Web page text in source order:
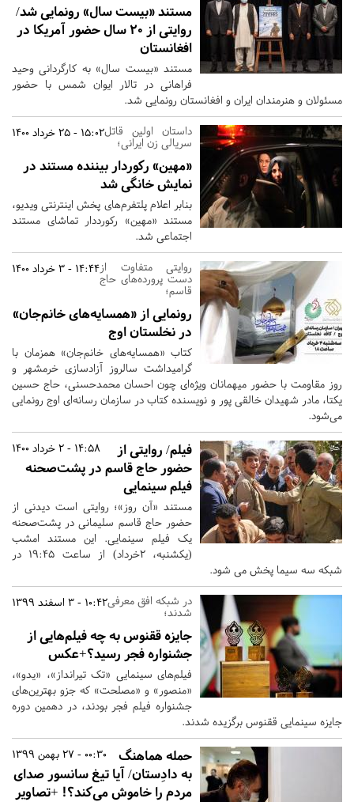
مستند «بیست سال» رونمایی شد/
روایتی از ۲۰ سال حضور آمریکا در
افغانستان
مستند «بیست سال» به کارگردانی وحید
فراهانی در تالار ایوان شمس با حضور
مسئولان و هنرمندان ایران و افغانستان رونمایی شد.
15:02 - 25 خرداد 1400داستان اولین قاتل
سریالی زن ایرانی؛
«مهین» رکوردار بیننده مستند در
نمایش خانگی شد
بنابر اعلام پلتفرم‌های پخش اینترنتی ویدیو،
مستند «مهین» رکورددار تماشای مستند
اجتماعی شد.
14:44 - 3 خرداد 1400روایتی متفاوت از
دست پرورده‌های حاج
قاسم؛
رونمایی از «همسایه‌های خانم‌جان»
در نخلستان اوج
کتاب «همسایه‌های خانم‌جان» همزمان با
گرامیداشت سالروز آزادسازی خرمشهر و
روز مقاومت با حضور میهمانان ویژه‌ای چون احسان محمدحسنی، حاج حسین
یکتا، مادر شهیدان خالقی پور و نویسنده کتاب در سازمان رسانه‌ای اوج رونمایی
می‌شود.
14:58 - 2 خرداد 1400
فیلم/ روایتی از
حضور حاج قاسم در پشت‌صحنه
فیلم سینمایی
مستند «آن روز»؛ روایتی است دیدنی از
حضور حاج قاسم سلیمانی در پشت‌صحنه
یک فیلم سینمایی. این مستند امشب
(یکشنبه، ۲خرداد) از ساعت ۱۹:۴۵ در
شبکه سه سیما پخش می شود.
10:42 - 3 اسفند 1399در شبکه افق معرفی
شدند؛
جایزه ققنوس به چه فیلم‌هایی از
جشنواره فجر رسید؟+عکس
فیلم‌های سینمایی «تک تیرانداز»، «یدو»،
«منصور» و «مصلحت» که جزو بهترین‌های
جشنواره فیلم فجر بودند، در دهمین دوره
جایزه سینمایی ققنوس برگزیده شدند.
00:30 - 27 بهمن 1399
حمله هماهنگ
به دادِستان/ آیا تیغ سانسور صدای
مردم را خاموش می‌کند؟! +تصاویر